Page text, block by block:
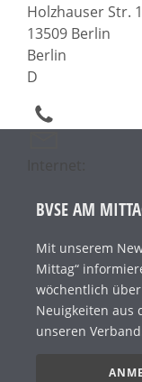
Holzhauser Str.
13509 Berlin
Berlin
D
BVSE AM
Mit unserem
Mittag“
wöchentlich
Neuigkeiten aus
unseren